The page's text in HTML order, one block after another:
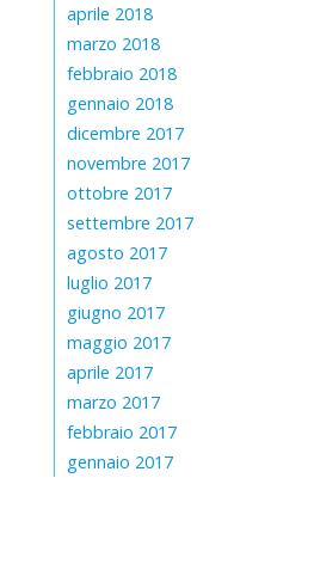
aprile 2018
marzo 2018
febbraio 2018
gennaio 2018
dicembre 2017
novembre 2017
ottobre 2017
settembre 2017
agosto 2017
luglio 2017
giugno 2017
maggio 2017
aprile 2017
marzo 2017
febbraio 2017
gennaio 2017